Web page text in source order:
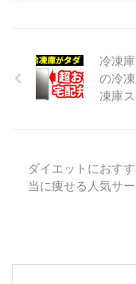
冷凍
の冷
凍庫
ダイエットにおす
当に痩せる人気サ